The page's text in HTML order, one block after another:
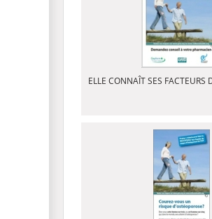
ELLE CONNAÎT SES FACTEURS